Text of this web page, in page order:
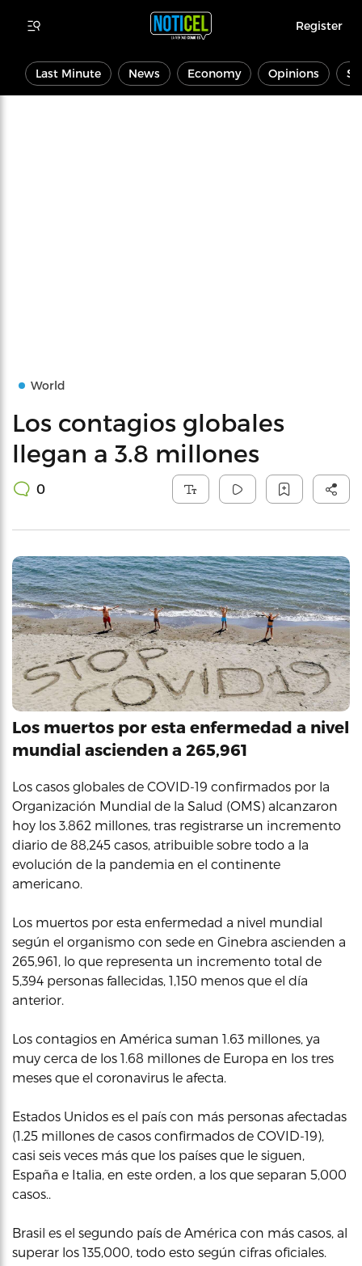
Register
Last Minute News Economy Opinions
World
Los contagios globales
llegan a 3.8 millones
0
Los muertos por esta enfermedad a nivel
mundial ascienden a 265,961
Los casos globales de COVID-19 confirmados por la
Organización Mundial de la Salud (OMS) alcanzaron
hoy los 3.862 millones, tras registrarse un incremento
diario de 88,245 casos, atribuible sobre todo a la
evolución de la pandemia en el continente
americano.
Los muertos por esta enfermedad a nivel mundial
según el organismo con sede en Ginebra ascienden a
265,961, lo que representa un incremento total de
5,394 personas fallecidas, 1,150 menos que el día
anterior.
Los contagios en América suman 1.63 millones, ya
muy cerca de los 1.68 millones de Europa en los tres
meses que el coronavirus le afecta.
Estados Unidos es el país con más personas afectadas
(1.25 millones de casos confirmados de COVID-19),
casi seis veces más que los países que le siguen,
España e Italia, en este orden, a los que separan 5,000
casos..
Brasil es el segundo país de América con más casos, al
superar los 135,000, todo esto según cifras oficiales.